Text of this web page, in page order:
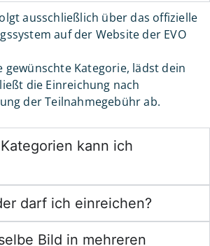
ausschließlich über das offizielle
auf der Website der EVO
gewünschte Kategorie, lädst dein
die Einreichung nach
der Teilnahmegebühr ab.
kann ich
darf ich einreichen?
Bild in mehreren